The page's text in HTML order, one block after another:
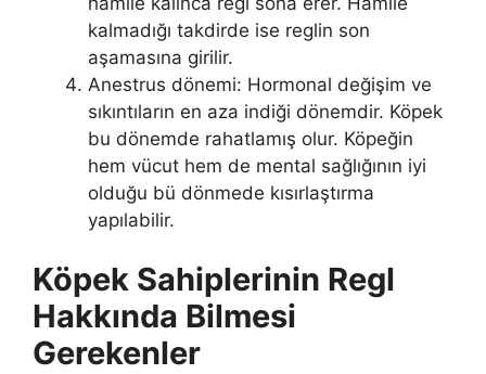
kalmadığı takdirde ise reglin son
aşamasına girilir.
Anestrus dönemi: Hormonal değişim ve
sıkıntıların en aza indiği dönemdir. Köpek
bu dönemde rahatlamış olur. Köpeğin
hem vücut hem de mental sağlığının iyi
olduğu bü dönmede kısırlaştırma
yapılabilir.
Köpek Sahiplerinin Regl
Hakkında Bilmesi
Gerekenler